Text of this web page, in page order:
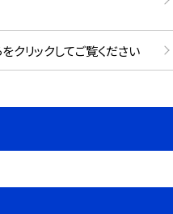
クリックしてご覧ください